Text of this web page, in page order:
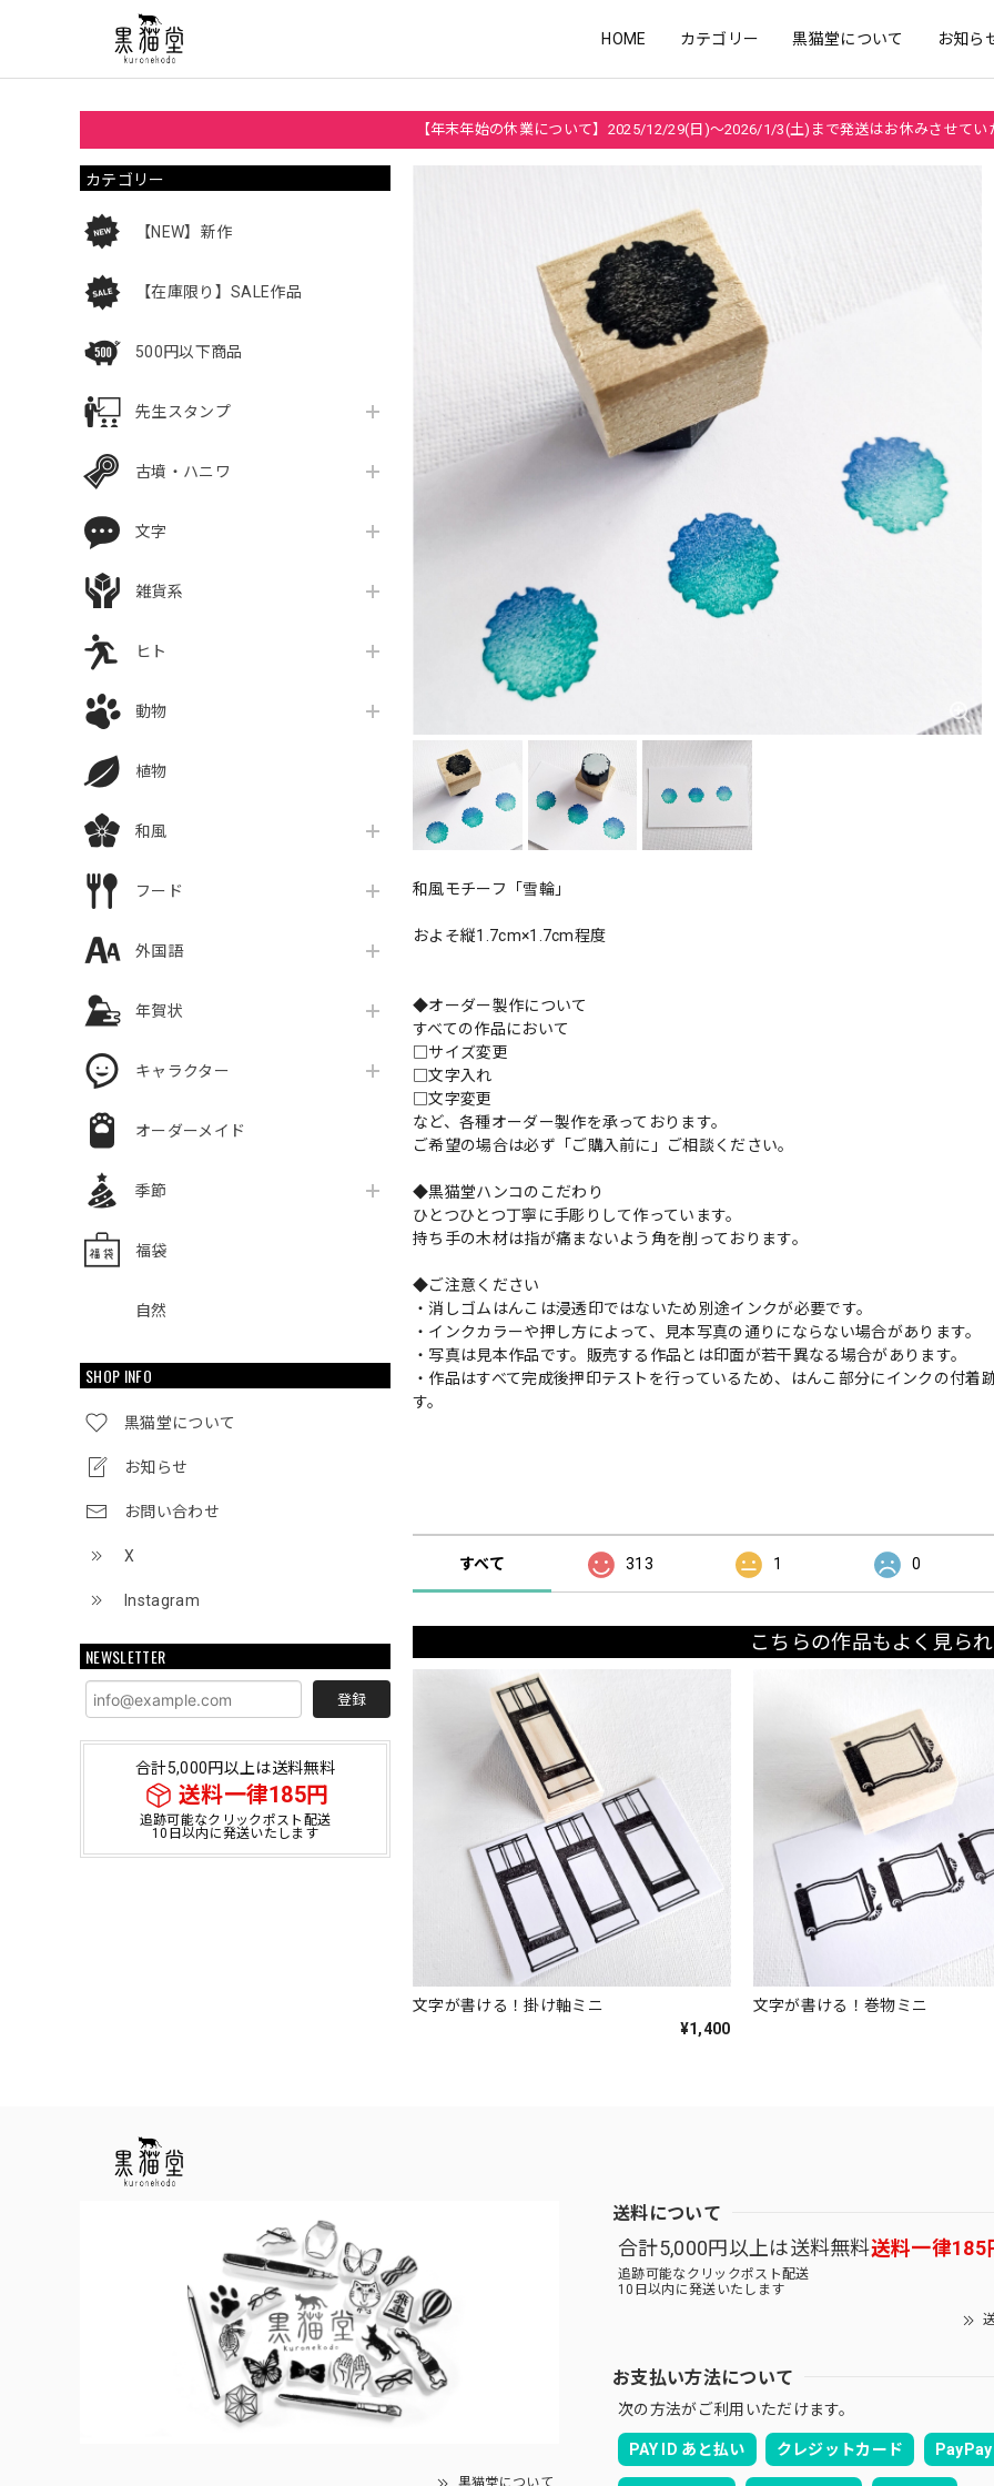
HOME カテゴリー 黒猫堂について お知ら
【年末年始の休業について】2025/12/29(日)～2026/1/3(土)まで発送はお休みさせてい
カテゴリー
【NEW】新作
【在庫限り】SALE作品
500円以下商品
先生スタンプ
古墳・ハニワ
文字
雑貨系
ヒト
動物
植物
和風
フード
外国語
年賀状
キャラクター
オーダーメイド
季節
福袋
自然
SHOP INFO
黒猫堂について
お知らせ
お問い合わせ
X
Instagram
NEWSLETTER
登録
合計5,000円以上は送料無料
送料一律185円
追跡可能なクリックポスト配送
10日以内に発送いたします
和風モチーフ「雪輪」
およそ縦1.7cm×1.7cm程度
◆オーダー製作について
すべての作品において
□サイズ変更
□文字入れ
□文字変更
など、各種オーダー製作を承っております。
ご希望の場合は必ず「ご購入前に」ご相談ください。
◆黒猫堂ハンコのこだわり
ひとつひとつ丁寧に手彫りして作っています。
持ち手の木材は指が痛まないよう角を削っております。
◆ご注意ください
・消しゴムはんこは浸透印ではないため別途インクが必要です。
・インクカラーや押し方によって、見本写真の通りにならない場合があります。
・写真は見本作品です。販売する作品とは印面が若干異なる場合があります。
・作品はすべて完成後押印テストを行っているため、はんこ部分にインクの付
す。
すべて 313 1 0
こちらの作品もよく見ら
文字が書ける！掛け軸ミニ
¥1,400
文字が書ける！巻物ミニ
黒猫堂について
送料について
合計5,000円以上は送料無料送料一律185
追跡可能なクリックポスト配送
10日以内に発送いたします
お支払い方法について
次の方法がご利用いただけます。
PAY ID あと払い クレジットカード PayPay